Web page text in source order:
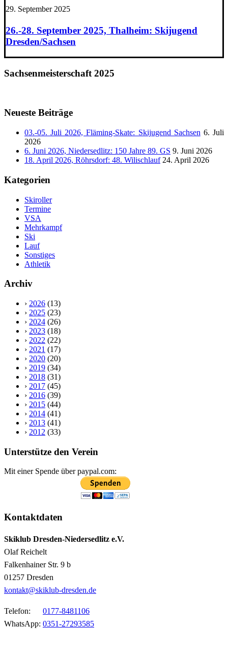
29. September 2025
26.-28. September 2025, Thalheim: Skijugend
Dresden/Sachsen
Sachsenmeisterschaft 2025
Neueste Beiträge
03.-05. Juli 2026, Fläming-Skate: Skijugend Sachsen 6. Juli
2026
6. Juni 2026, Niedersedlitz: 150 Jahre 89. GS 9. Juni 2026
18. April 2026, Röhrsdorf: 48. Wilischlauf 24. April 2026
Kategorien
Skiroller
Termine
VSA
Mehrkampf
Ski
Lauf
Sonstiges
Athletik
Archiv
› 2026 (13)
› 2025 (23)
› 2024 (26)
› 2023 (18)
› 2022 (22)
› 2021 (17)
› 2020 (20)
› 2019 (34)
› 2018 (31)
› 2017 (45)
› 2016 (39)
› 2015 (44)
› 2014 (41)
› 2013 (41)
› 2012 (33)
Unterstütze den Verein
Mit einer Spende über paypal.com:
Kontaktdaten
Skiklub Dresden-Niedersedlitz e.V.
Olaf Reichelt
Falkenhainer Str. 9 b
01257 Dresden
kontakt@skiklub-dresden.de
Telefon: 0177-8481106
WhatsApp: 0351-27293585